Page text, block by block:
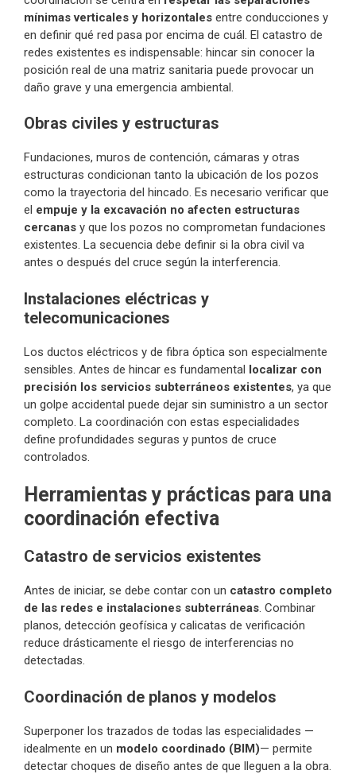
mínimas verticales y horizontales entre conducciones y
en definir qué red pasa por encima de cuál. El catastro de
redes existentes es indispensable: hincar sin conocer la
posición real de una matriz sanitaria puede provocar un
daño grave y una emergencia ambiental.
Obras civiles y estructuras
Fundaciones, muros de contención, cámaras y otras
estructuras condicionan tanto la ubicación de los pozos
como la trayectoria del hincado. Es necesario verificar que
el empuje y la excavación no afecten estructuras
cercanas y que los pozos no comprometan fundaciones
existentes. La secuencia debe definir si la obra civil va
antes o después del cruce según la interferencia.
Instalaciones eléctricas y
telecomunicaciones
Los ductos eléctricos y de fibra óptica son especialmente
sensibles. Antes de hincar es fundamental localizar con
precisión los servicios subterráneos existentes, ya que
un golpe accidental puede dejar sin suministro a un sector
completo. La coordinación con estas especialidades
define profundidades seguras y puntos de cruce
controlados.
Herramientas y prácticas para una
coordinación efectiva
Catastro de servicios existentes
Antes de iniciar, se debe contar con un catastro completo
de las redes e instalaciones subterráneas. Combinar
planos, detección geofísica y calicatas de verificación
reduce drásticamente el riesgo de interferencias no
detectadas.
Coordinación de planos y modelos
Superponer los trazados de todas las especialidades —
idealmente en un modelo coordinado (BIM)— permite
detectar choques de diseño antes de que lleguen a la obra.